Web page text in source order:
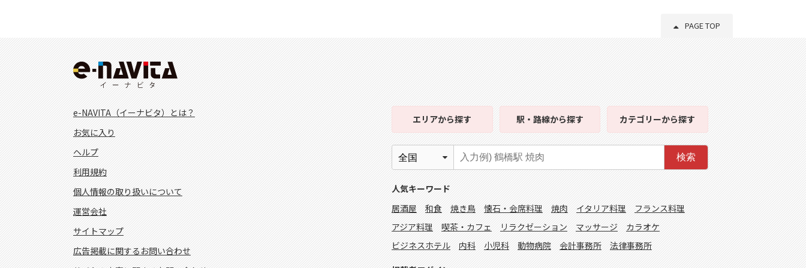
PAGE TOP
e-NAVITA（イーナビタ）とは？
お気に入り
ヘルプ
利用規約
個人情報の取り扱いについて
運営会社
サイトマップ
広告掲載に関するお問い合わせ
エリアから探す 駅・路線から探す カテゴリーから探す
検索
人気キーワード
居酒屋
和食 焼き鳥 懐石・会席料理 焼肉 イタリア料理
フランス料理
アジア料理
喫茶・カフェ リラクゼーション マッサージ
カラオケ
ビジネスホテル
内科 小児科 動物病院 会計事務所 法律事務所